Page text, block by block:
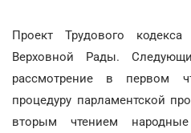
Проект Трудового
Верховной Рады.
рассмотрение в первом
процедуру парламентской
вторым чтением